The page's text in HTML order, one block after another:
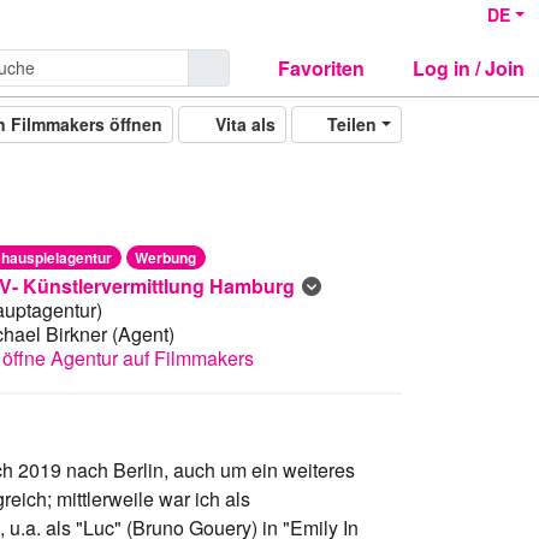
DE
Favoriten Log in / Join
Teilen
Vita als
Filmmakers öffnen
Werbung
Künstlervermittlung Hamburg
Birkner(Agent)
öffne Agentur auf Filmmakers
2019 nach Berlin, auch um ein weiteres
mittlerweile war ich als
als "Luc" (Bruno Gouery) in "Emily In